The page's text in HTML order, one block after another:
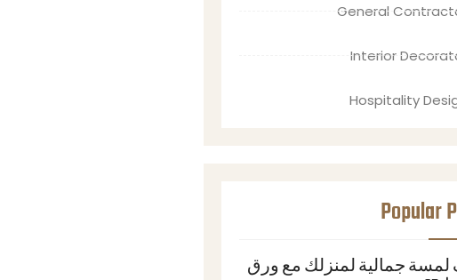
General
Interior
Hospitality
Popular
جمالية لمنزلك مع ورق